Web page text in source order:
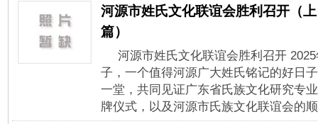
河源市姓氏文化联谊会胜利召开（上
篇）
河源市姓氏文化联谊会胜利召开
子，一个值得河源广大姓氏铭记的好日
一堂，共同见证广东省氏族文化研究专
牌仪式，以及河源市氏族文化联谊会的